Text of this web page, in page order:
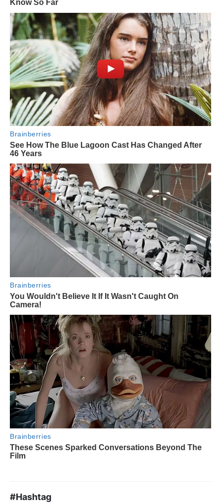
#Hashtag